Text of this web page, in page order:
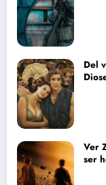
Del
Ver
ser